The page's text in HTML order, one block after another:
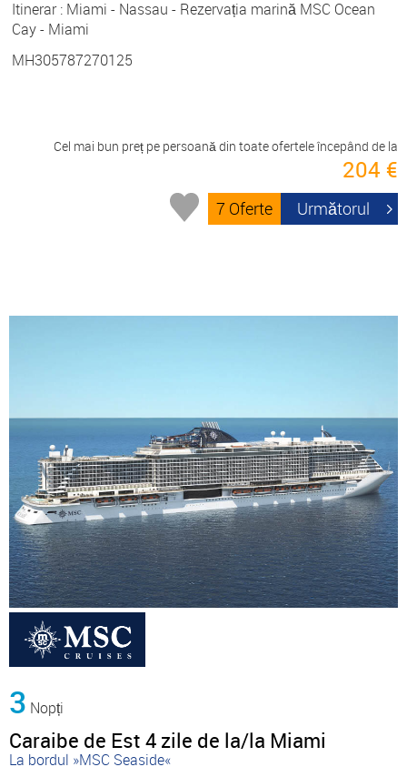
Itinerar : Miami - Nassau - Rezervația marină MSC Ocean
Cay - Miami
MH305787270125
Cel mai bun preț pe persoană din toate ofertele începând de la
204 €
7 Oferte Următorul
3 Nopți
Caraibe de Est 4 zile de la/la Miami
La bordul »MSC Seaside«